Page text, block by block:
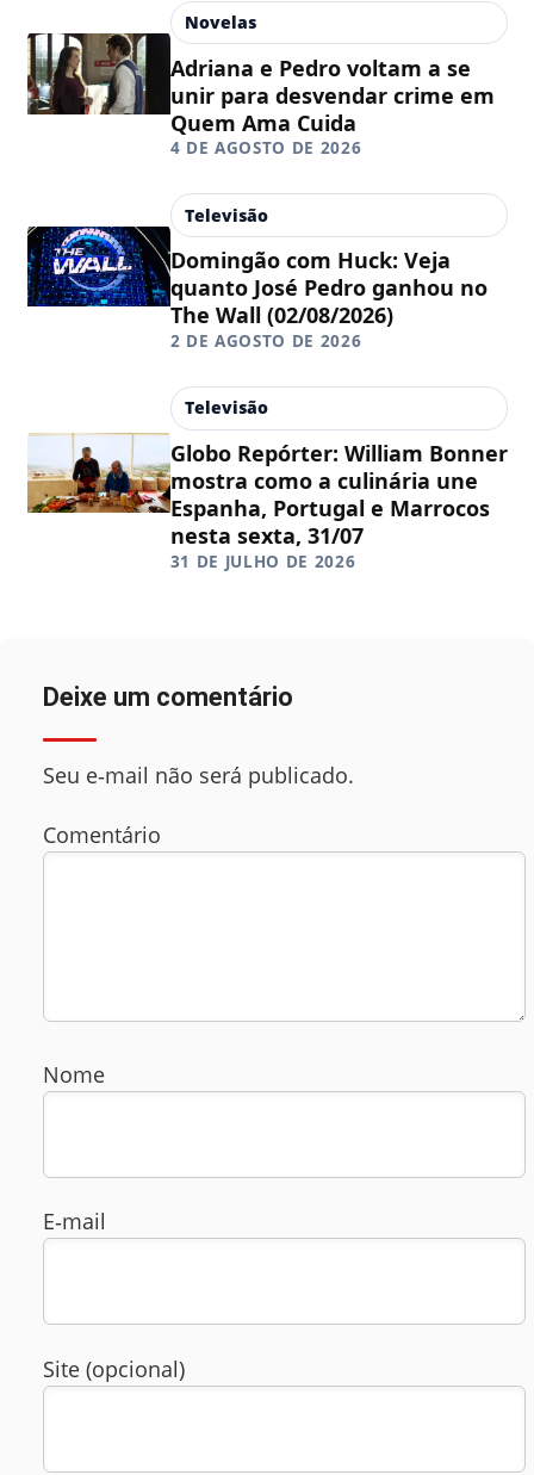
Novelas
Adriana e Pedro voltam a se
unir para desvendar crime em
Quem Ama Cuida
4 DE AGOSTO DE 2026
Televisão
Domingão com Huck: Veja
quanto José Pedro ganhou no
The Wall (02/08/2026)
2 DE AGOSTO DE 2026
Televisão
Globo Repórter: William Bonner
mostra como a culinária une
Espanha, Portugal e Marrocos
nesta sexta, 31/07
31 DE JULHO DE 2026
Deixe um comentário
Seu e‑mail não será publicado.
Comentário
Nome
E‑mail
Site (opcional)